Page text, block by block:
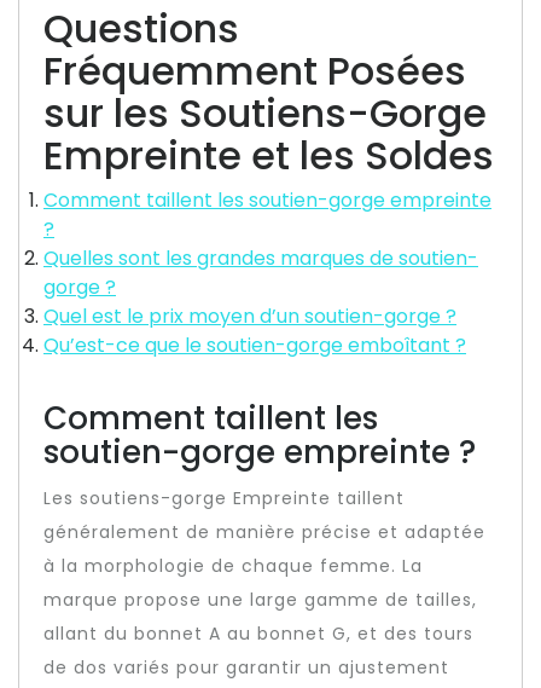
Questions
Fréquemment Posées
sur les Soutiens-Gorge
Empreinte et les Soldes
Comment taillent les soutien-gorge empreinte
?
Quelles sont les grandes marques de soutien-
gorge ?
Quel est le prix moyen d’un soutien-gorge ?
Qu’est-ce que le soutien-gorge emboîtant ?
Comment taillent les
soutien-gorge empreinte ?
Les soutiens-gorge Empreinte taillent
généralement de manière précise et adaptée
à la morphologie de chaque femme. La
marque propose une large gamme de tailles,
allant du bonnet A au bonnet G, et des tours
de dos variés pour garantir un ajustement